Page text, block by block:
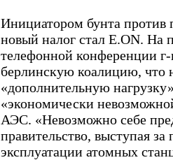
Инициатором бунта против
новый налог стал E.ON. На
телефонной конференции
берлинскую коалицию, что
«дополнительную
«экономически
АЭС. «Невозможно себе
правительство, выступая за
эксплуатации атомных